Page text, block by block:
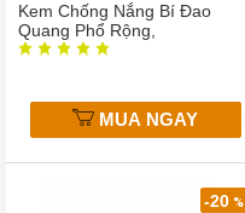
Kem Chống Nắng Bí Đao
Quang Phổ Rộng,
MUA NGAY
-20%